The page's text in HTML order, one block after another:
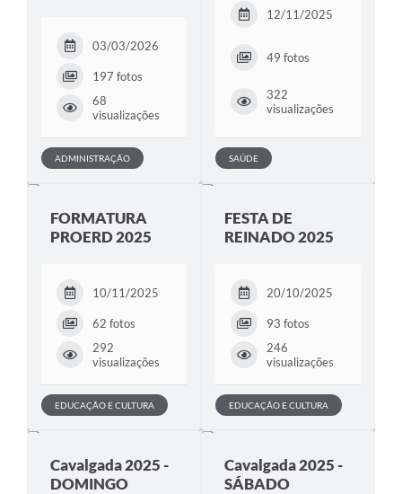
03/03/2026
197 fotos
68
visualizações
ADMINISTRAÇÃO
12/11/2025
49 fotos
322
visualizações
SAÚDE
FORMATURA
PROERD 2025
10/11/2025
62 fotos
292
visualizações
EDUCAÇÃO E CULTURA
FESTA DE
REINADO 2025
20/10/2025
93 fotos
246
visualizações
EDUCAÇÃO E CULTURA
Cavalgada 2025 -
DOMINGO
Cavalgada 2025 -
SÁBADO